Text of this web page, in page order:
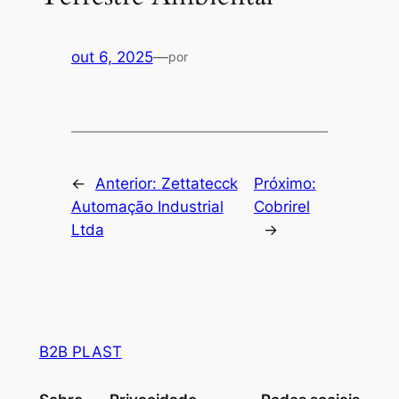
out 6, 2025—por
← Anterior: Zettatecck
Automação Industrial
Ltda
Próximo:
Cobrirel
→
B2B PLAST